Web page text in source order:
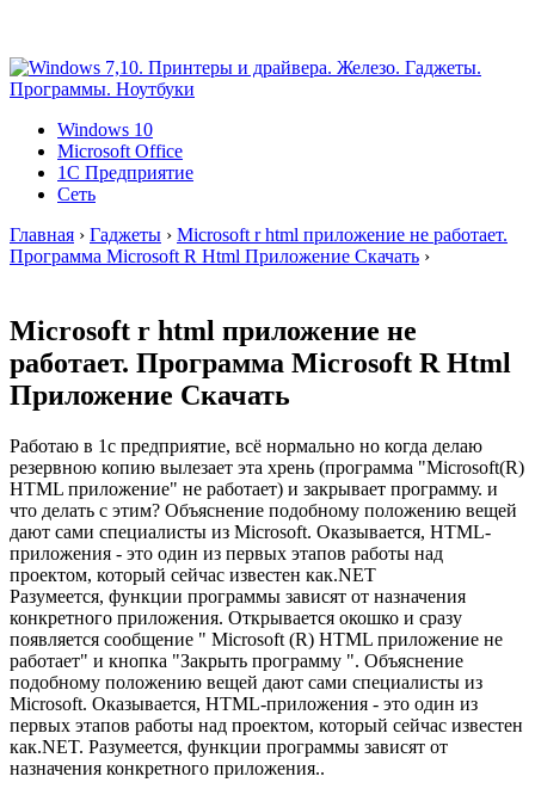
Windows 10
Microsoft Office
1C Предприятие
Сеть
Главная › Гаджеты › Microsoft r html приложение не работает.
Программа Microsoft R Html Приложение Скачать ›
Microsoft r html приложение не
работает. Программа Microsoft R Html
Приложение Скачать
Работаю в 1с предприятие, всё нормально но когда делаю
резервною копию вылезает эта хрень (программа "Microsoft(R)
HTML приложение" не работает) и закрывает программу. и
что делать с этим? Объяснение подобному положению вещей
дают сами специалисты из Microsoft. Оказывается, HTML-
приложения - это один из первых этапов работы над
проектом, который сейчас известен как.NET
Разумеется, функции программы зависят от назначения
конкретного приложения. Открывается окошко и сразу
появляется сообщение " Microsoft (R) HTML приложение не
работает" и кнопка "Закрыть программу ". Объяснение
подобному положению вещей дают сами специалисты из
Microsoft. Оказывается, HTML-приложения - это один из
первых этапов работы над проектом, который сейчас известен
как.NET. Разумеется, функции программы зависят от
назначения конкретного приложения..